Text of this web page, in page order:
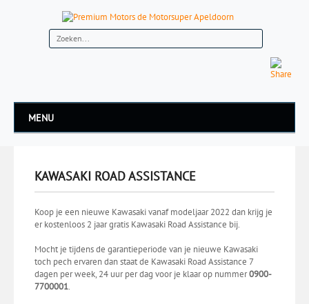
MENU
KAWASAKI ROAD ASSISTANCE
Koop je een nieuwe Kawasaki vanaf modeljaar 2022 dan krijg je
er kostenloos 2 jaar gratis Kawasaki Road Assistance bij.
Mocht je tijdens de garantieperiode van je nieuwe Kawasaki
toch pech ervaren dan staat de Kawasaki Road Assistance 7
dagen per week, 24 uur per dag voor je klaar op nummer0900-
7700001.